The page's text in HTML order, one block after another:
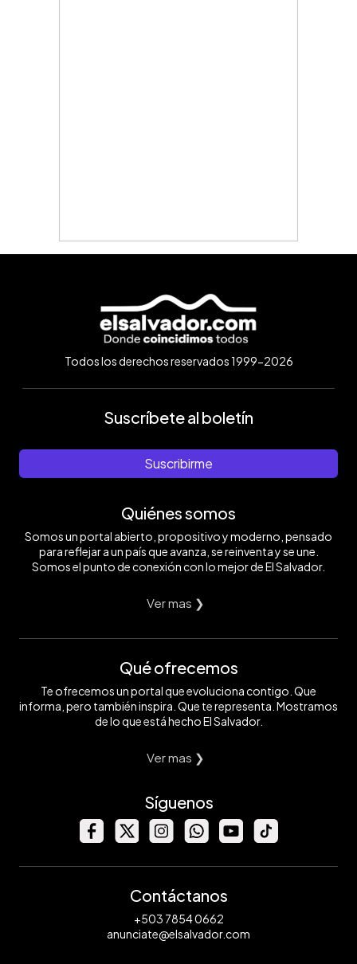
Todos los derechos reservados 1999-2026
Suscríbete al boletín
Suscribirme
Quiénes somos
Somos un portal abierto, propositivo y moderno, pensado
para reflejar a un país que avanza, se reinventa y se une.
Somos el punto de conexión con lo mejor de El Salvador.
Ver mas ❯
Qué ofrecemos
Te ofrecemos un portal que evoluciona contigo. Que
informa, pero también inspira. Que te representa. Mostramos
de lo que está hecho El Salvador.
Ver mas ❯
Síguenos
Contáctanos
+503 7854 0662
anunciate@elsalvador.com